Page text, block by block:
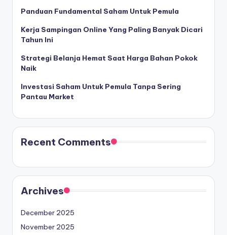
Panduan Fundamental Saham Untuk Pemula
Kerja Sampingan Online Yang Paling Banyak Dicari
Tahun Ini
Strategi Belanja Hemat Saat Harga Bahan Pokok
Naik
Investasi Saham Untuk Pemula Tanpa Sering
Pantau Market
Recent Comments
Archives
December 2025
November 2025